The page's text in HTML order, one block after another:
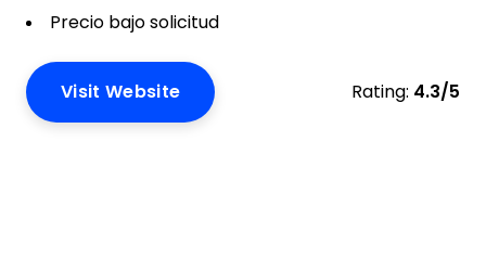
Precio bajo solicitud
Visit Website Rating: 4.3/5